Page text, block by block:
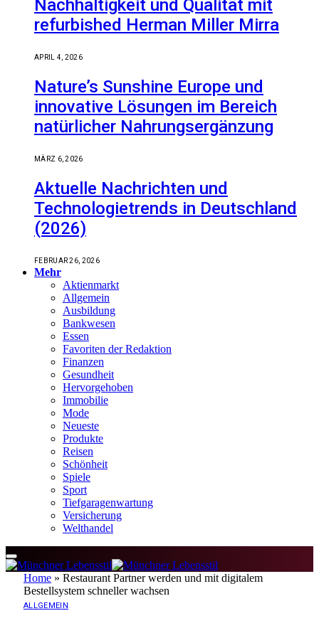
Nachhaltigkeit und Qualität mit
refurbished Herman Miller Mirra
APRIL 4, 2026
Nature’s Sunshine Europe und
innovative Lösungen im Bereich
natürlicher Nahrungsergänzung
MÄRZ 6, 2026
Aktuelle Nachrichten und
Technologietrends in Deutschland
(2026)
FEBRUAR 26, 2026
Mehr
Aktienmarkt
Allgemein
Ausbildung
Bankwesen
Essen
Favoriten der Redaktion
Finanzen
Gesundheit
Hervorgehoben
Immobilie
Mode
Neueste
Produkte
Reisen
Schönheit
Spiele
Sport
Tiefgaragenwartung
Versicherung
Welthandel
Home » Restaurant Partner werden und mit digitalem
Bestellsystem schneller wachsen
ALLGEMEIN